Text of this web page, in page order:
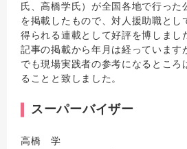
氏、高橋学氏）が全国各地で行った
を掲載したもので、対人援助職とし
得られる連載として好評を博しまし
記事の掲載から年月は経っています
でも現場実践者の参考になるところ
ることと致しました。
スーパーバイザー
高橋 学